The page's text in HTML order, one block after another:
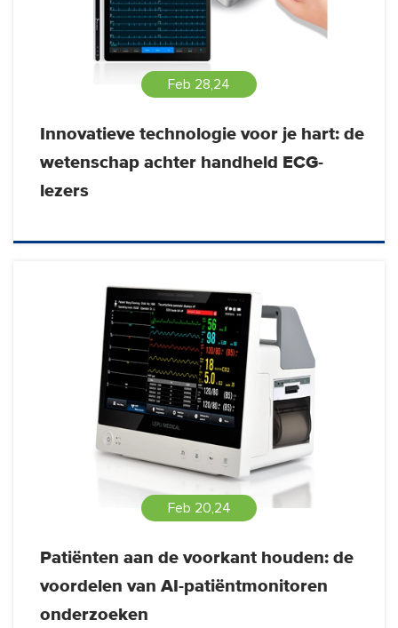
Feb 28,24
Innovatieve technologie voor je hart: de
wetenschap achter handheld ECG-
lezers
Feb 20,24
Patiënten aan de voorkant houden: de
voordelen van AI-patiëntmonitoren
onderzoeken